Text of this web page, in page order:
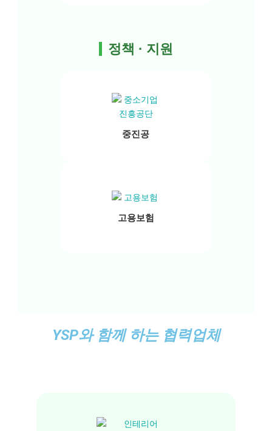
정책 · 지원
중진공
고용보험
YSP와 함께 하는 협력업체